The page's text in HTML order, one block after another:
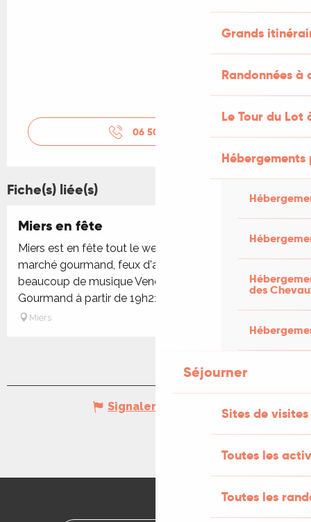
Grands
Randonnées
Le Tour du Lot
des
Séjourner
Sites de visites
Toutes les
Toutes les
06 50 21 85
Fiche(s) liée(s)
Miers en fête
Miers est en fête tout le week-end ! Au programme :
marché gourmand, feux d'artifices, et surtout
beaucoup de musique Vendredi 12 Juin :Marché
Gourmand à partir de 19h21h :...
Miers
Signaler une erreur